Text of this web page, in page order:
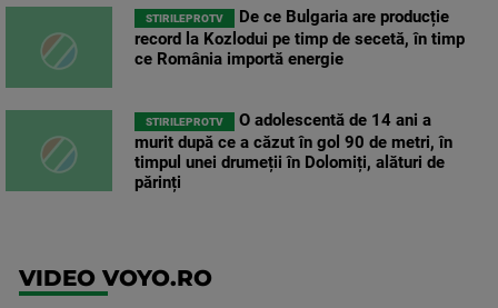
STIRILEPROTV
De ce Bulgaria are producție
record la Kozlodui pe timp de secetă, în timp
ce România importă energie
STIRILEPROTV
O adolescentă de 14 ani a
murit după ce a căzut în gol 90 de metri, în
timpul unei drumeții în Dolomiți, alături de
părinți
VIDEO VOYO.RO